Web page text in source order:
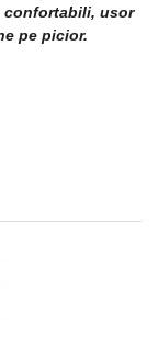
confortabili, usor
pe picior.